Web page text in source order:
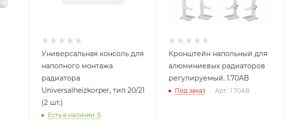
Универсальная консоль для
наполного монтажа
радиатора
Universalheizkorper, тип 20/21
(2 шт.)
Есть в наличии: 5
Кронштейн напольный для
алюминиевых радиаторов
регулируемый. 1.70AB
Под заказ Арт.: 1.70AB